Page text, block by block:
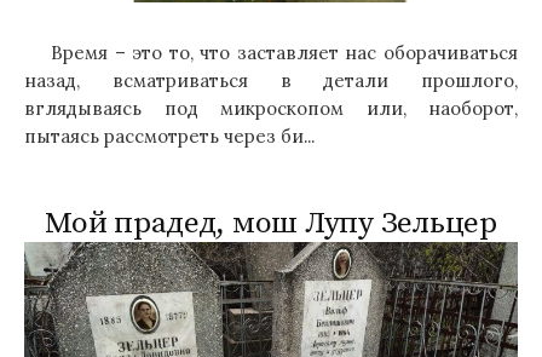
Время – это то, что заставляет нас оборачиваться
назад, всматриваться в детали прошлого,
вглядываясь под микроскопом или, наоборот,
пытаясь рассмотреть через би...
Мой прадед, мош Лупу Зельцер